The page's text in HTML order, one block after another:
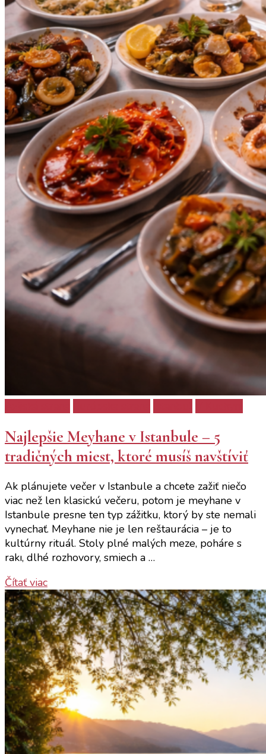
Najlepšie Meyhane v Istanbule – 5
tradičných miest, ktoré musíš navštíviť
Ak plánujete večer v Istanbule a chcete zažiť niečo
viac než len klasickú večeru, potom je meyhane v
Istanbule presne ten typ zážitku, ktorý by ste nemali
vynechať. Meyhane nie je len reštaurácia – je to
kultúrny rituál. Stoly plné malých meze, poháre s
rakı, dlhé rozhovory, smiech a …
Čítať viac